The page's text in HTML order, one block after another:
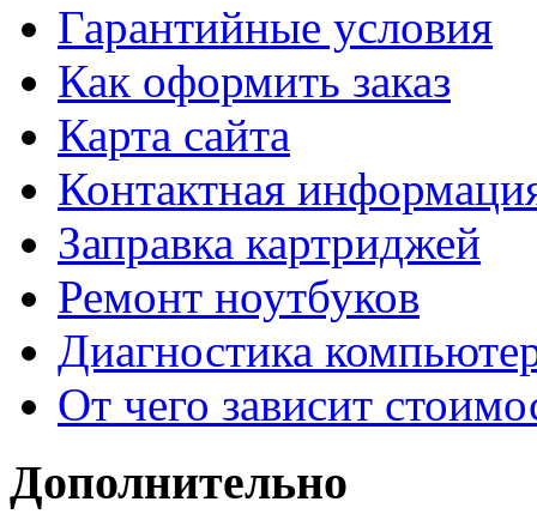
Гарантийные условия
Как оформить заказ
Карта сайта
Контактная
Заправка картриджей
Ремонт ноутбуков
Диагностика
От чего зависит
Дополнительно